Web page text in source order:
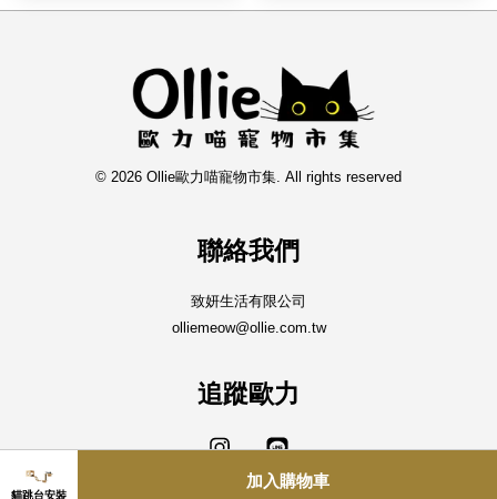
貓跳台安裝
加入購物車
© 2026 Ollie歐力喵寵物市集. All rights reserved
聯絡我們
致妍生活有限公司
olliemeow@ollie.com.tw
追蹤歐力
Instagram